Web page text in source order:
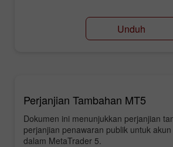
Unduh
Perjanjian Tambahan MT5
Dokumen ini menunjukkan perjanjian
perjanjian penawaran publik untuk
dalam MetaTrader 5.